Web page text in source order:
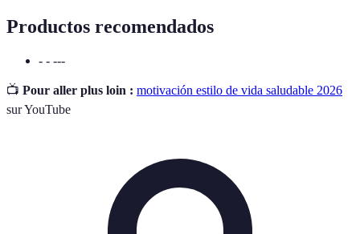
Productos recomendados
- - ---
📺 Pour aller plus loin : motivación estilo de vida saludable 2026
sur YouTube